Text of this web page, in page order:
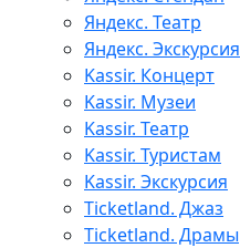
Яндекс. Театр
Яндекс. Экскурсия
Kassir. Концерт
Kassir. Музеи
Kassir. Театр
Kassir. Туристам
Kassir. Экскурсия
Ticketland. Джаз
Ticketland. Драмы